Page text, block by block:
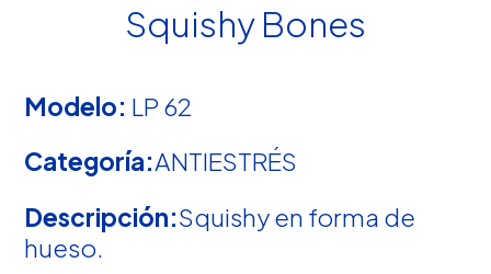
Squishy Bones
Modelo: LP 62
Categoría:ANTIESTRÉS
Descripción:Squishy en forma de
hueso.